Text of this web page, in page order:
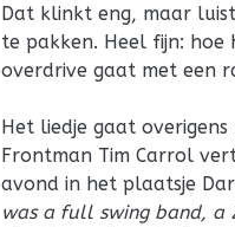
Dat klinkt eng, maar
te pakken. Heel fijn: hoe
overdrive gaat met een
Het liedje gaat
Frontman Tim Carrol
avond in het plaatsje
was a full swing band, a